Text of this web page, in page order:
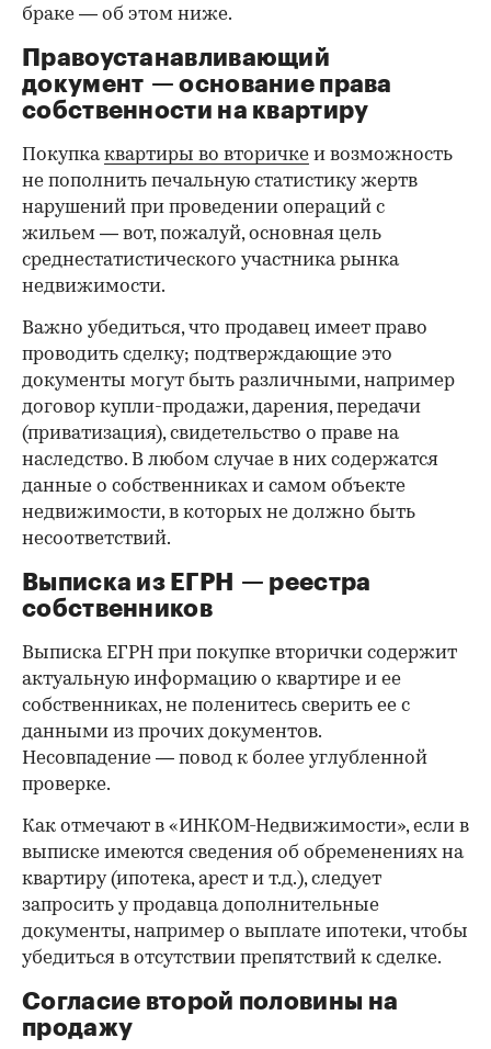
00:00 / 00:00
браке — об этом ниже.
Правоустанавливающий
документ — основание права
собственности на квартиру
Покупкаквартиры во вторичке и возможность
не пополнить печальную статистику жертв
нарушений при проведении операций с
жильем — вот, пожалуй, основная цель
среднестатистического участника рынка
недвижимости.
Важно убедиться, что продавец имеет право
проводить сделку; подтверждающие это
документы могут быть различными, например
договор купли-продажи, дарения, передачи
(приватизация), свидетельство о праве на
наследство. В любом случае в них содержатся
данные о собственниках и самом объекте
недвижимости, в которых не должно быть
несоответствий.
Выписка из ЕГРН — реестра
собственников
Выписка ЕГРН при покупке вторички содержит
актуальную информацию о квартире и ее
собственниках, не поленитесь сверить ее с
данными из прочих документов.
Несовпадение — повод к более углубленной
проверке.
Как отмечают в «ИНКОМ-Недвижимости», если в
выписке имеются сведения об обременениях на
квартиру (ипотека, арест и т.д.), следует
запросить у продавца дополнительные
документы, например о выплате ипотеки, чтобы
убедиться в отсутствии препятствий к сделке.
Согласие второй половины на
продажу